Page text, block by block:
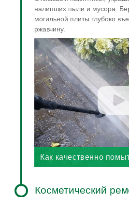
налипших пыли и мусора.
могильной плиты глубоко
ржавчину.
Как качественно
Косметический